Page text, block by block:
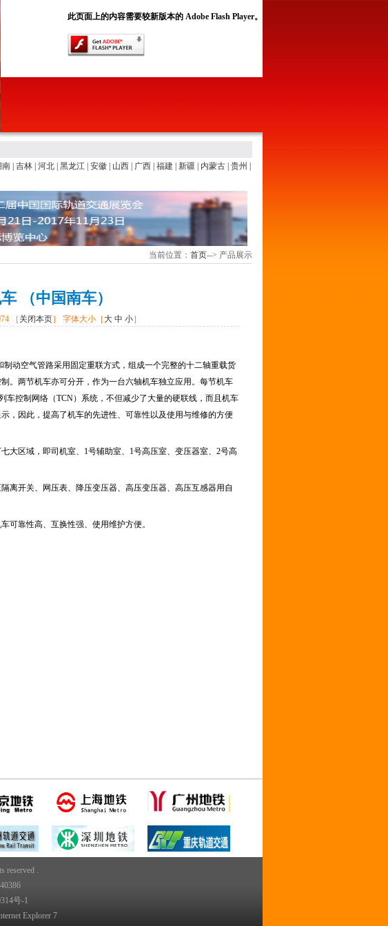
此页面上的内容需要较新版本的 Adobe Flash Player。
南 吉林 河北 黑龙江 安徽 山西 广西 福建 新疆 内蒙古 贵州
当前位置： 首页--> 产品展示
（中国南车）
［ 关闭本页］ 字体大小［ 大 中 小］
动空气管路采用固定重联方式，组成一个完整的十二轴重载货
。两节机车亦可分开，作为一台六轴机车独立应用。每节机车
车控制网络（TCN）系统，不但减少了大量的硬联线，而且机车
，因此，提高了机车的先进性、可靠性以及使用与维修的方便
大区域，即司机室、1号辅助室、1号高压室、变压器室、2号高
离开关、网压表、降压变压器、高压变压器、高压互感器用自
可靠性高、互换性强、使用维护方便。
reserved .
号-1
Explorer 7